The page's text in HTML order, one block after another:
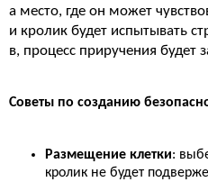
а место, где он может
и кролик будет испытывать
в, процесс приручения будет
Советы по созданию
Размещение клетки:
кролик не будет